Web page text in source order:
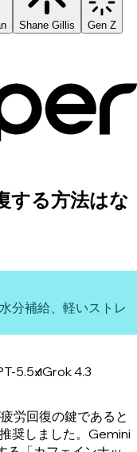
Shane Gillis Gen Z
する方法はな
分補給、軽いストレ
5.5 Grok 4.3
労回復の鍵であると
奨しました。Gemini